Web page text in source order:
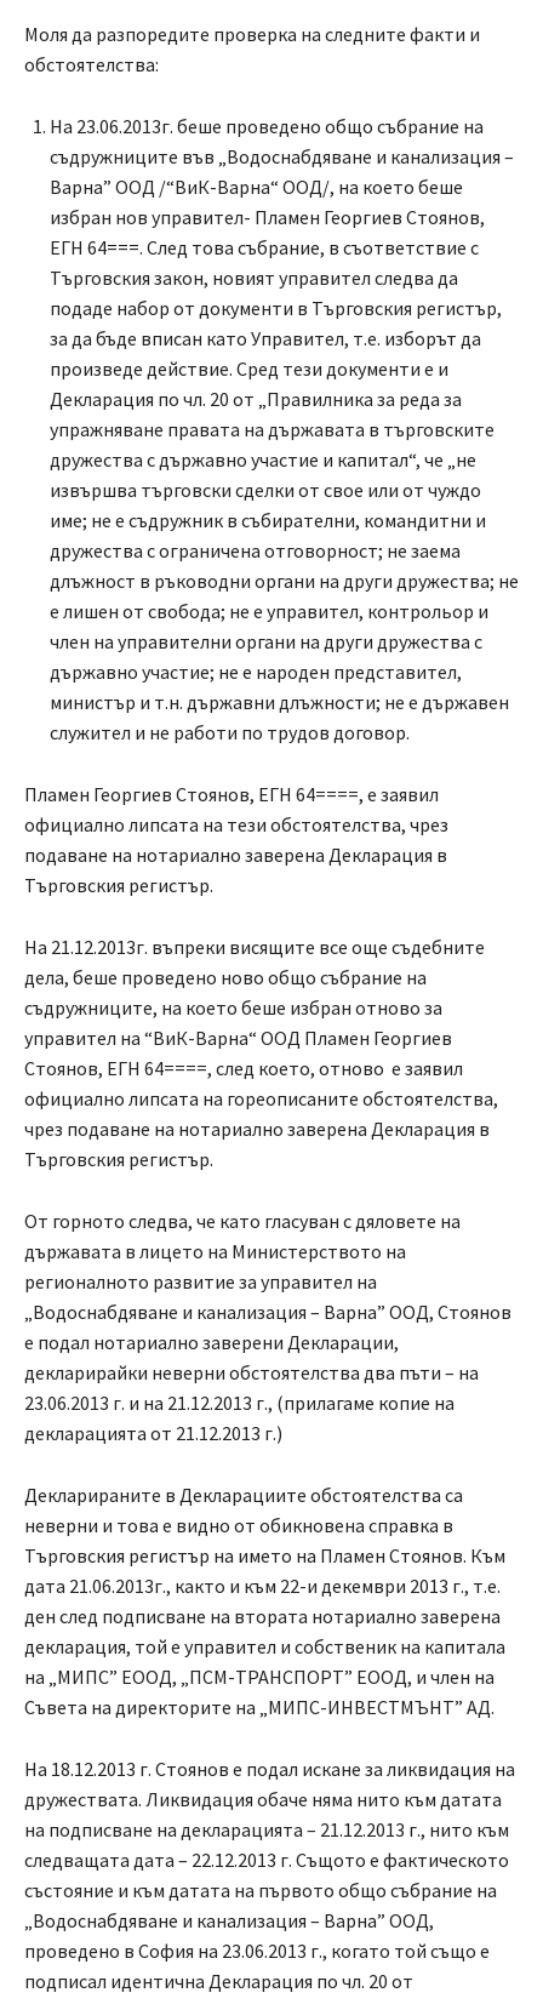
Моля да разпоредите проверка на следните факти и
обстоятелства:
На 23.06.2013г. беше проведено общо събрание на
съдружниците във „Водоснабдяване и канализация –
Варна” ООД /“ВиК-Варна“ ООД/, на което беше
избран нов управител- Пламен Георгиев Стоянов,
ЕГН 64===. След това събрание, в съответствие с
Търговския закон, новият управител следва да
подаде набор от документи в Търговския регистър,
за да бъде вписан като Управител, т.е. изборът да
произведе действие. Сред тези документи е и
Декларация по чл. 20 от „Правилника за реда за
упражняване правата на държавата в търговските
дружества с държавно участие и капитал“, че „не
извършва търговски сделки от свое или от чуждо
име; не е съдружник в събирателни, командитни и
дружества с ограничена отговорност; не заема
длъжност в ръководни органи на други дружества; не
е лишен от свобода; не е управител, контрольор и
член на управителни органи на други дружества с
държавно участие; не е народен представител,
министър и т.н. държавни длъжности; не е държавен
служител и не работи по трудов договор.
Пламен Георгиев Стоянов, ЕГН 64====, е заявил
официално липсата на тези обстоятелства, чрез
подаване на нотариално заверена Декларация в
Търговския регистър.
На 21.12.2013г. въпреки висящите все още съдебните
дела, беше проведено ново общо събрание на
съдружниците, на което беше избран отново за
управител на “ВиК-Варна“ ООД Пламен Георгиев
Стоянов, ЕГН 64====, след което, отново е заявил
официално липсата на гореописаните обстоятелства,
чрез подаване на нотариално заверена Декларация в
Търговския регистър.
От горното следва, че като гласуван с дяловете на
държавата в лицето на Министерството на
регионалното развитие за управител на
„Водоснабдяване и канализация – Варна” ООД, Стоянов
е подал нотариално заверени Декларации,
декларирайки неверни обстоятелства два пъти – на
23.06.2013 г. и на 21.12.2013 г., (прилагаме копие на
декларацията от 21.12.2013 г.)
Декларираните в Декларациите обстоятелства са
неверни и това е видно от обикновена справка в
Търговския регистър на името на Пламен Стоянов. Към
дата 21.06.2013г., както и към 22-и декември 2013 г., т.е.
ден след подписване на втората нотариално заверена
декларация, той е управител и собственик на капитала
на „МИПС” ЕООД, „ПСМ-ТРАНСПОРТ” ЕООД, и член на
Съвета на директорите на „МИПС-ИНВЕСТМЪНТ” АД.
На 18.12.2013 г. Стоянов е подал искане за ликвидация на
дружествата. Ликвидация обаче няма нито към датата
на подписване на декларацията – 21.12.2013 г., нито към
следващата дата – 22.12.2013 г. Същото е фактическото
състояние и към датата на първото общо събрание на
„Водоснабдяване и канализация – Варна” ООД,
проведено в София на 23.06.2013 г., когато той също е
подписал идентична Декларация по чл. 20 от